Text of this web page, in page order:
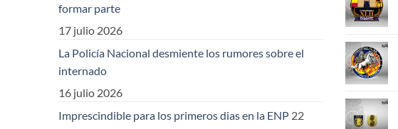
formar parte
17 julio 2026
La Policía Nacional desmiente los rumores sobre el
internado
16 julio 2026
Imprescindible para los primeros dias en la ENP 22